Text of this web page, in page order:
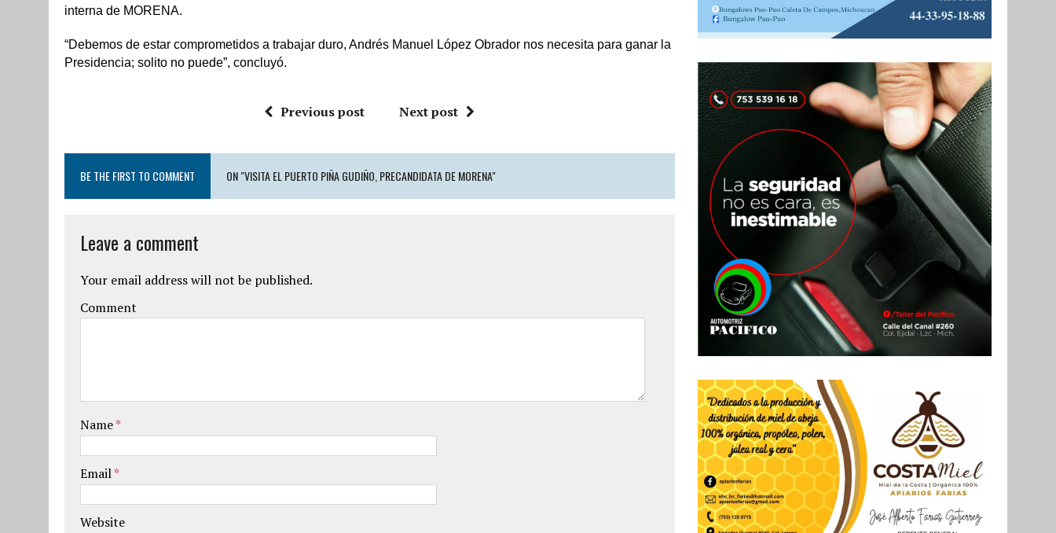
interna de MORENA.
“Debemos de estar comprometidos a trabajar duro, Andrés Manuel López Obrador nos necesita para ganar la
Presidencia; solito no puede”, concluyó.
Previous post Next post
BE THE FIRST TO COMMENT ON "VISITA EL PUERTO PIÑA GUDIÑO, PRECANDIDATA DE MORENA"
Leave a comment
Your email address will not be published.
Comment
Name*
Email*
Website